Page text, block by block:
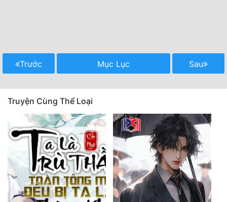
Trước Mục Lục Sau
Truyện Cùng Thể Loại